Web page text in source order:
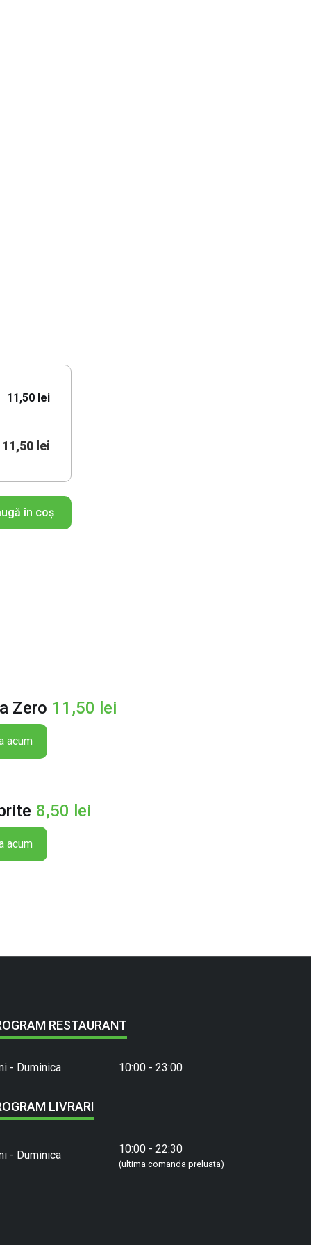
11,50 lei
11,50 lei
în coș
Zero 11,50 lei
acum
8,50 lei
acum
RESTAURANT
- Duminica 10:00 - 23:00
LIVRARI
- Duminica 10:00 - 22:30
(ultima comanda preluata)